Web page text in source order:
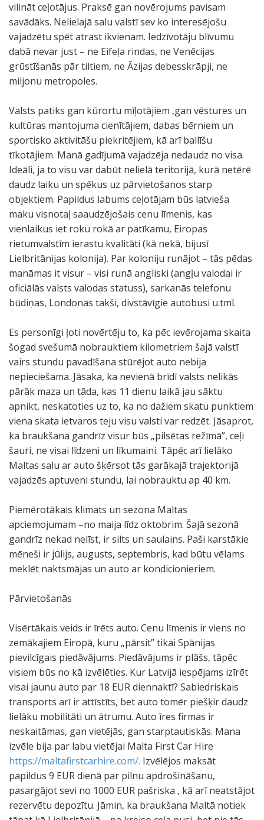
vilināt ceļotājus. Praksē gan novērojums pavisam
savādāks. Nelielajā salu valstī sev ko interesējošu
vajadzētu spēt atrast ikvienam. Iedzīvotāju blīvumu
dabā nevar just – ne Eifeļa rindas, ne Venēcijas
grūstīšanās pār tiltiem, ne Āzijas debesskrāpji, ne
miljonu metropoles.
Valsts patiks gan kūrortu mīļotājiem ,gan vēstures un
kultūras mantojuma cienītājiem, dabas bērniem un
sportisko aktivitāšu piekritējiem, kā arī ballīšu
tīkotājiem. Manā gadījumā vajadzēja nedaudz no visa.
Ideāli, ja to visu var dabūt nelielā teritorijā, kurā netērē
daudz laiku un spēkus uz pārvietošanos starp
objektiem. Papildus labums ceļotājam būs latvieša
maku visnotaļ saaudzējošais cenu līmenis, kas
vienlaikus iet roku rokā ar patīkamu, Eiropas
rietumvalstīm ierastu kvalitāti (kā nekā, bijusī
Lielbritānijas kolonija). Par koloniju runājot – tās pēdas
manāmas it visur – visi runā angliski (angļu valodai ir
oficiālās valsts valodas statuss), sarkanās telefonu
būdiņas, Londonas takši, divstāvīgie autobusi u.tml.
Es personīgi ļoti novērtēju to, ka pēc ievērojama skaita
šogad svešumā nobrauktiem kilometriem šajā valstī
vairs stundu pavadīšana stūrējot auto nebija
nepieciešama. Jāsaka, ka nevienā brīdī valsts nelikās
pārāk maza un tāda, kas 11 dienu laikā jau sāktu
apnikt, neskatoties uz to, ka no dažiem skatu punktiem
viena skata ietvaros teju visu valsti var redzēt. Jāsaprot,
ka braukšana gandrīz visur būs „pilsētas režīmā”, ceļi
šauri, ne visai līdzeni un līkumaini. Tāpēc arī lielāko
Maltas salu ar auto šķērsot tās garākajā trajektorijā
vajadzēs aptuveni stundu, lai nobrauktu ap 40 km.
Piemērotākais klimats un sezona Maltas
apciemojumam –no maija līdz oktobrim. Šajā sezonā
gandrīz nekad nelīst, ir silts un saulains. Paši karstākie
mēneši ir jūlijs, augusts, septembris, kad būtu vēlams
meklēt naktsmājas un auto ar kondicionieriem.
Pārvietošanās
Visērtākais veids ir īrēts auto. Cenu līmenis ir viens no
zemākajiem Eiropā, kuru „pārsit” tikai Spānijas
pievilcīgais piedāvājums. Piedāvājums ir plāšs, tāpēc
visiem būs no kā izvēlēties. Kur Latvijā iespējams izīrēt
visai jaunu auto par 18 EUR diennaktī? Sabiedriskais
transports arī ir attīstīts, bet auto tomēr piešķir daudz
lielāku mobilitāti un ātrumu. Auto īres firmas ir
neskaitāmas, gan vietējās, gan starptautiskās. Mana
izvēle bija par labu vietējai Malta First Car Hire
https://maltafirstcarhire.com/. Izvēlējos maksāt
papildus 9 EUR dienā par pilnu apdrošināšanu,
pasargājot sevi no 1000 EUR pašriska , kā arī neatstājot
rezervētu depozītu. Jāmin, ka braukšana Maltā notiek